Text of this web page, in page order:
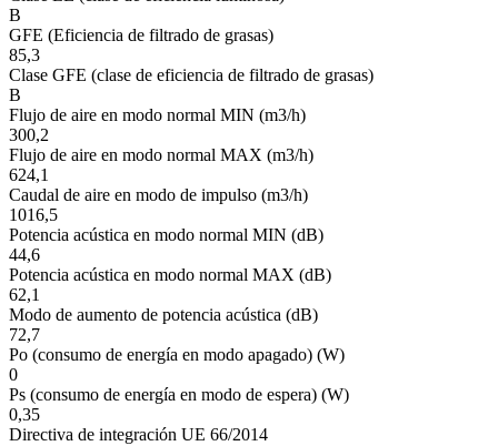
B
GFE (Eficiencia de filtrado de grasas)
85,3
Clase GFE (clase de eficiencia de filtrado de grasas)
B
Flujo de aire en modo normal MIN (m3/h)
300,2
Flujo de aire en modo normal MAX (m3/h)
624,1
Caudal de aire en modo de impulso (m3/h)
1016,5
Potencia acústica en modo normal MIN (dB)
44,6
Potencia acústica en modo normal MAX (dB)
62,1
Modo de aumento de potencia acústica (dB)
72,7
Po (consumo de energía en modo apagado) (W)
0
Ps (consumo de energía en modo de espera) (W)
0,35
Directiva de integración UE 66/2014